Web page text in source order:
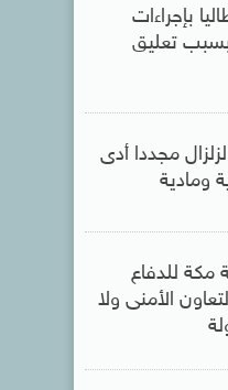
بإجراءات
تعليق
مجددا أدى
ومادية
مكة للدفاع
الأمنى ولا